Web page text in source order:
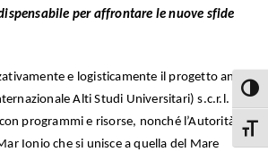
per affrontare le nuove sfide
e logisticamente il progetto anche
Alti Studi Universitari) s.c.r.l. –
programmi e risorse, nonché l’Autorità di
Ionio che si unisce a quella del Mare